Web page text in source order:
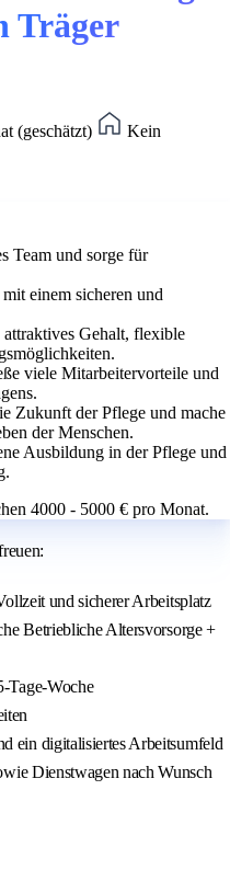
Träger
(geschätzt)
Kein
Team und sorge für
einem sicheren und
Gehalt, flexible
viele Mitarbeitervorteile und
Zukunft der Pflege und mache
der Menschen.
Ausbildung in der Pflege und
4000 - 5000 € pro Monat.
und sicherer Arbeitsplatz
Betriebliche Altersvorsorge +
Tage-Woche
ein digitalisiertes Arbeitsumfeld
Dienstwagen nach Wunsch